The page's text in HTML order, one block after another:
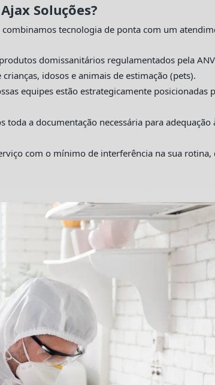
Soluções?
tecnologia de ponta com um
domissanitários regulamentados pela
idosos e animais de estimação (pets).
equipes estão estrategicamente
toda a documentação necessária para
com o mínimo de interferência na sua